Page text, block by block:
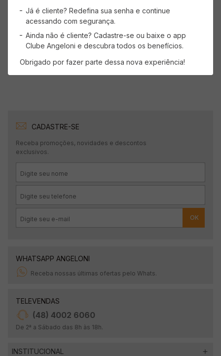
Mais recentes Todos
Nenhuma avaliação
CADASTRE-SE
Receba promoções, novidades e descontos
exclusivos.
OK
WHATSAPP ANGELONI
Receba nossas últimas ofertas pelo Whats.
TELEVENDAS
(48) 4002 6060
De 2ª a Sábado das 8h às 18h.
INSTITUCIONAL
Já é cliente? Redefina sua senha e continue
acessando com segurança.
Ainda não é cliente? Cadastre-se ou baixe o app
Clube Angeloni e descubra todos os benefícios.
Obrigado por fazer parte dessa nova experiência!